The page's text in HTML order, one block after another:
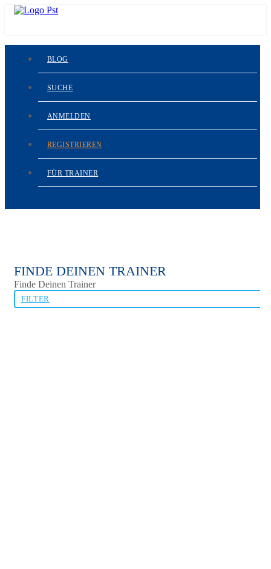
BLOG
SUCHE
ANMELDEN
REGISTRIEREN
FÜR TRAINER
FINDE DEINEN TRAINER
Finde Deinen Trainer
FILTER